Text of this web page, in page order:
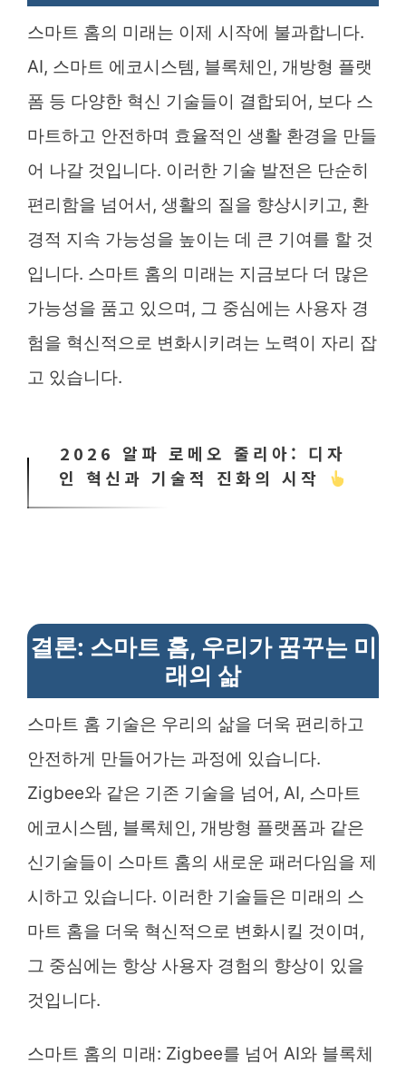
스마트 홈의 미래는 이제 시작에 불과합니다.
AI, 스마트 에코시스템, 블록체인, 개방형 플랫
폼 등 다양한 혁신 기술들이 결합되어, 보다 스
마트하고 안전하며 효율적인 생활 환경을 만들
어 나갈 것입니다. 이러한 기술 발전은 단순히
편리함을 넘어서, 생활의 질을 향상시키고, 환
경적 지속 가능성을 높이는 데 큰 기여를 할 것
입니다. 스마트 홈의 미래는 지금보다 더 많은
가능성을 품고 있으며, 그 중심에는 사용자 경
험을 혁신적으로 변화시키려는 노력이 자리 잡
고 있습니다.
2026 알파 로메오 줄리아: 디자
인 혁신과 기술적 진화의 시작
결론: 스마트 홈, 우리가 꿈꾸는 미
래의 삶
스마트 홈 기술은 우리의 삶을 더욱 편리하고
안전하게 만들어가는 과정에 있습니다.
Zigbee와 같은 기존 기술을 넘어, AI, 스마트
에코시스템, 블록체인, 개방형 플랫폼과 같은
신기술들이 스마트 홈의 새로운 패러다임을 제
시하고 있습니다. 이러한 기술들은 미래의 스
마트 홈을 더욱 혁신적으로 변화시킬 것이며,
그 중심에는 항상 사용자 경험의 향상이 있을
것입니다.
스마트 홈의 미래: Zigbee를 넘어 AI와 블록체